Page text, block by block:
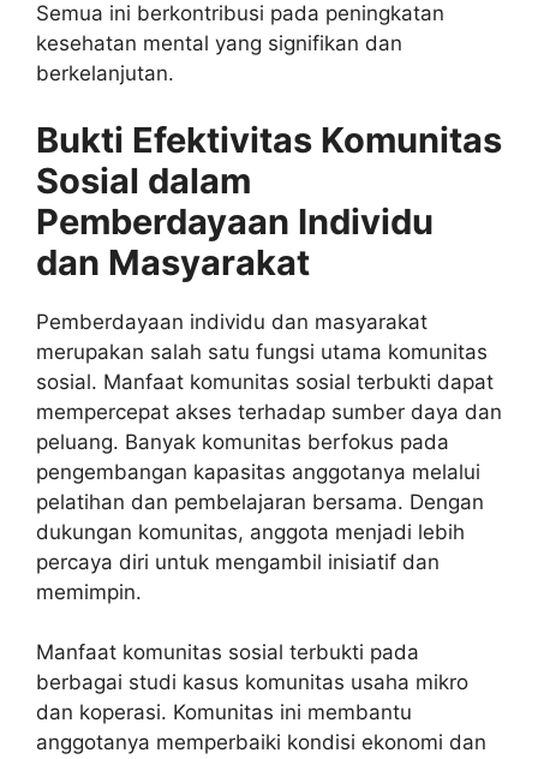
Semua ini berkontribusi pada peningkatan
kesehatan mental yang signifikan dan
berkelanjutan.
Bukti Efektivitas Komunitas
Sosial dalam
Pemberdayaan Individu
dan Masyarakat
Pemberdayaan individu dan masyarakat
merupakan salah satu fungsi utama komunitas
sosial. Manfaat komunitas sosial terbukti dapat
mempercepat akses terhadap sumber daya dan
peluang. Banyak komunitas berfokus pada
pengembangan kapasitas anggotanya melalui
pelatihan dan pembelajaran bersama. Dengan
dukungan komunitas, anggota menjadi lebih
percaya diri untuk mengambil inisiatif dan
memimpin.
Manfaat komunitas sosial terbukti pada
berbagai studi kasus komunitas usaha mikro
dan koperasi. Komunitas ini membantu
anggotanya memperbaiki kondisi ekonomi dan